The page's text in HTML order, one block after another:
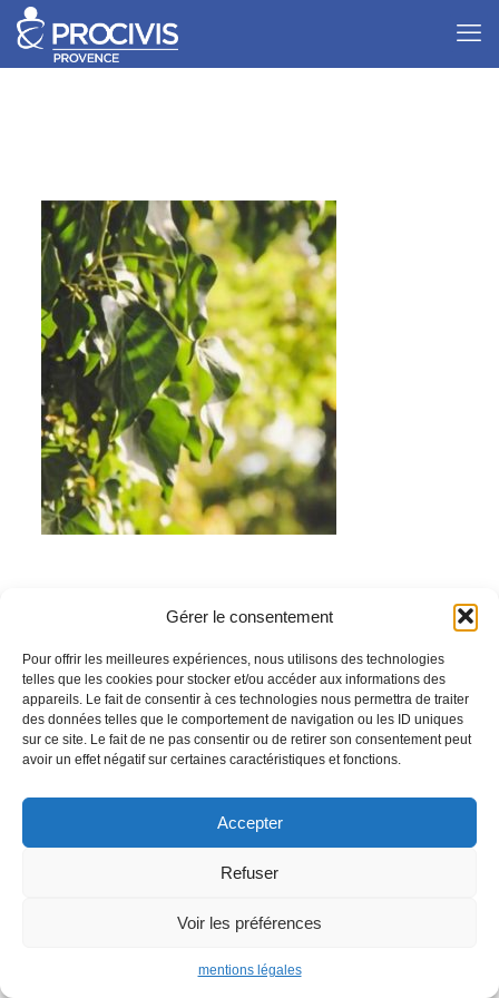
Gérer le consentement
Pour offrir les meilleures expériences, nous utilisons des technologies
telles que les cookies pour stocker et/ou accéder aux informations des
appareils. Le fait de consentir à ces technologies nous permettra de traiter
des données telles que le comportement de navigation ou les ID uniques
sur ce site. Le fait de ne pas consentir ou de retirer son consentement peut
avoir un effet négatif sur certaines caractéristiques et fonctions.
Accepter
Refuser
Voir les préférences
mentions légales
Mentions légales